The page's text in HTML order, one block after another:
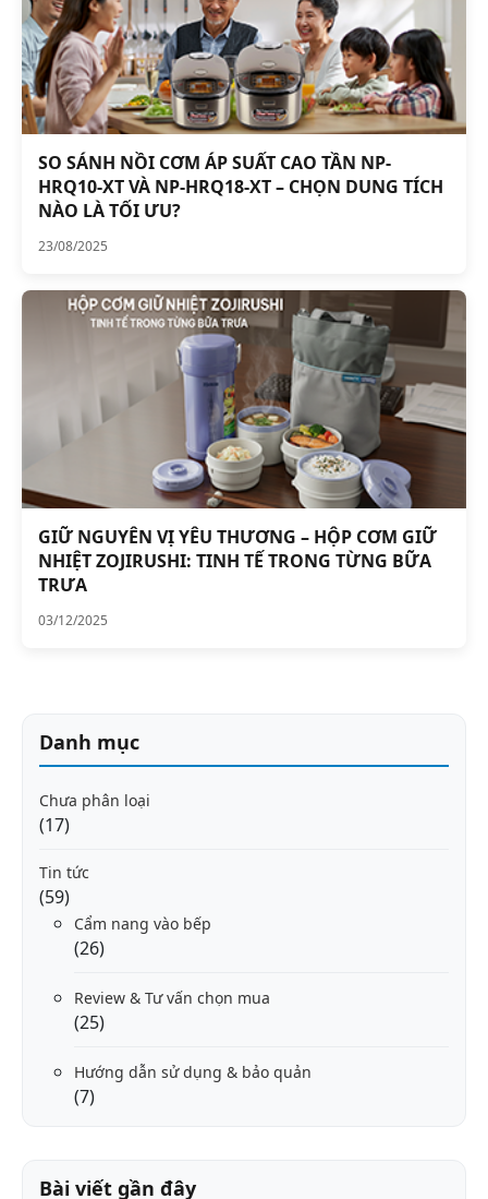
SO SÁNH NỒI CƠM ÁP SUẤT CAO TẦN NP-
HRQ10-XT VÀ NP-HRQ18-XT – CHỌN DUNG TÍCH
NÀO LÀ TỐI ƯU?
23/08/2025
GIỮ NGUYÊN VỊ YÊU THƯƠNG – HỘP CƠM GIỮ
NHIỆT ZOJIRUSHI: TINH TẾ TRONG TỪNG BỮA
TRƯA
03/12/2025
Danh mục
Chưa phân loại
(17)
Tin tức
(59)
Cẩm nang vào bếp
(26)
Review & Tư vấn chọn mua
(25)
Hướng dẫn sử dụng & bảo quản
(7)
Bài viết gần đây